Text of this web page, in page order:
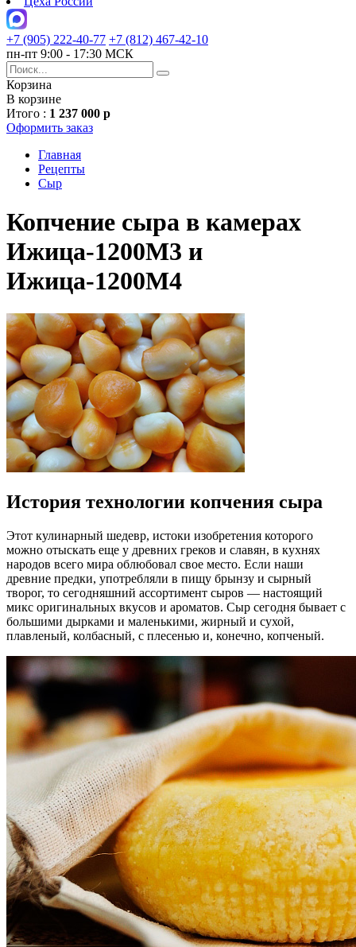
+7 (905) 222-40-77 +7 (812) 467-42-10
пн-пт 9:00 - 17:30 МСК
Корзина
В корзине
Итого : 1 237 000 р
Оформить заказ
Главная
Рецепты
Сыр
Копчение сыра в камерах
Ижица-1200М3 и
Ижица-1200М4
История технологии копчения сыра
Этот кулинарный шедевр, истоки изобретения которого
можно отыскать еще у древних греков и славян, в кухнях
народов всего мира облюбовал свое место. Если наши
древние предки, употребляли в пищу брынзу и сырный
творог, то сегодняшний ассортимент сыров — настоящий
микс оригинальных вкусов и ароматов. Сыр сегодня бывает с
большими дырками и маленькими, жирный и сухой,
плавленый, колбасный, с плесенью и, конечно, копченый.